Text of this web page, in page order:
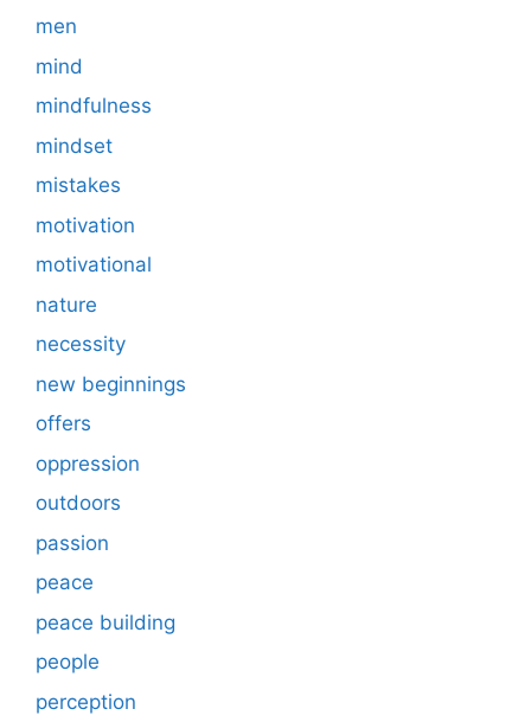
men
mind
mindfulness
mindset
mistakes
motivation
motivational
nature
necessity
new beginnings
offers
oppression
outdoors
passion
peace
peace building
people
perception